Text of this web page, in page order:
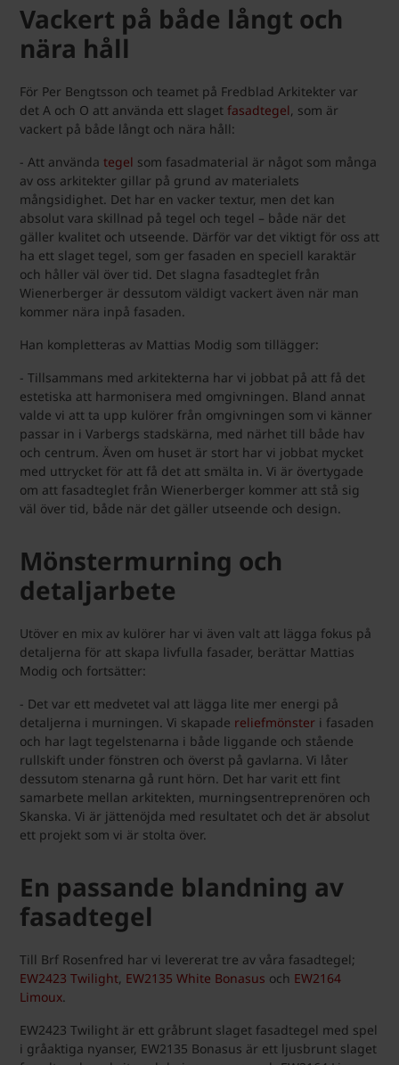
Vackert på både långt och
nära håll
För Per Bengtsson och teamet på Fredblad Arkitekter var
det A och O att använda ett slaget fasadtegel, som är
vackert på både långt och nära håll:
- Att använda tegel som fasadmaterial är något som många
av oss arkitekter gillar på grund av materialets
mångsidighet. Det har en vacker textur, men det kan
absolut vara skillnad på tegel och tegel – både när det
gäller kvalitet och utseende. Därför var det viktigt för oss att
ha ett slaget tegel, som ger fasaden en speciell karaktär
och håller väl över tid. Det slagna fasadteglet från
Wienerberger är dessutom väldigt vackert även när man
kommer nära inpå fasaden.
Han kompletteras av Mattias Modig som tillägger:
- Tillsammans med arkitekterna har vi jobbat på att få det
estetiska att harmonisera med omgivningen. Bland annat
valde vi att ta upp kulörer från omgivningen som vi känner
passar in i Varbergs stadskärna, med närhet till både hav
och centrum. Även om huset är stort har vi jobbat mycket
med uttrycket för att få det att smälta in. Vi är övertygade
om att fasadteglet från Wienerberger kommer att stå sig
väl över tid, både när det gäller utseende och design.
Mönstermurning och
detaljarbete
Utöver en mix av kulörer har vi även valt att lägga fokus på
detaljerna för att skapa livfulla fasader, berättar Mattias
Modig och fortsätter:
- Det var ett medvetet val att lägga lite mer energi på
detaljerna i murningen. Vi skapade reliefmönster i fasaden
och har lagt tegelstenarna i både liggande och stående
rullskift under fönstren och överst på gavlarna. Vi låter
dessutom stenarna gå runt hörn. Det har varit ett fint
samarbete mellan arkitekten, murningsentreprenören och
Skanska. Vi är jättenöjda med resultatet och det är absolut
ett projekt som vi är stolta över.
En passande blandning av
fasadtegel
Till Brf Rosenfred har vi levererat tre av våra fasadtegel;
EW2423 Twilight, EW2135 White Bonasus och EW2164
Limoux.
EW2423 Twilight är ett gråbrunt slaget fasadtegel med spel
i gråaktiga nyanser, EW2135 Bonasus är ett ljusbrunt slaget